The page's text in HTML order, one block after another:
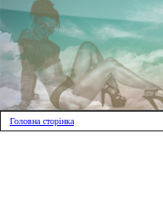
Головна сторінка